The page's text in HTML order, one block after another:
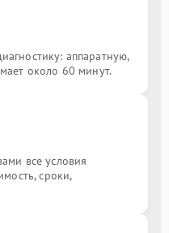
аппаратную,
около 60 минут.
все условия
сроки,